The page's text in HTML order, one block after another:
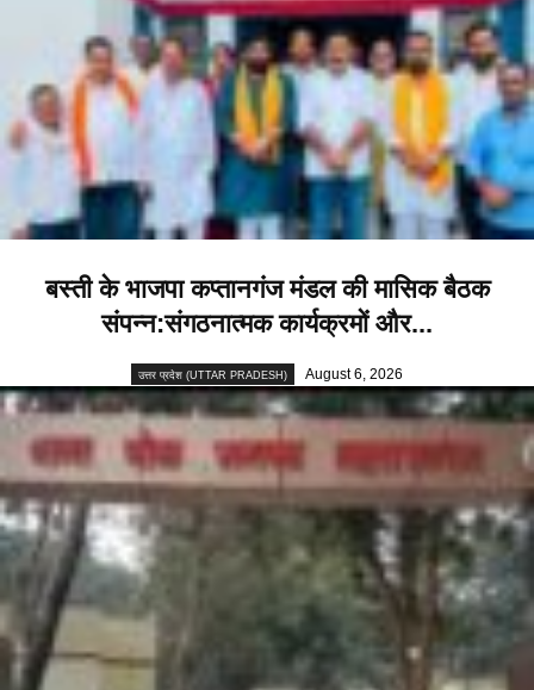
बस्ती के भाजपा कप्तानगंज मंडल की मासिक बैठक
संपन्न:संगठनात्मक कार्यक्रमों और...
उत्तर प्रदेश (UTTAR PRADESH) August 6, 2026